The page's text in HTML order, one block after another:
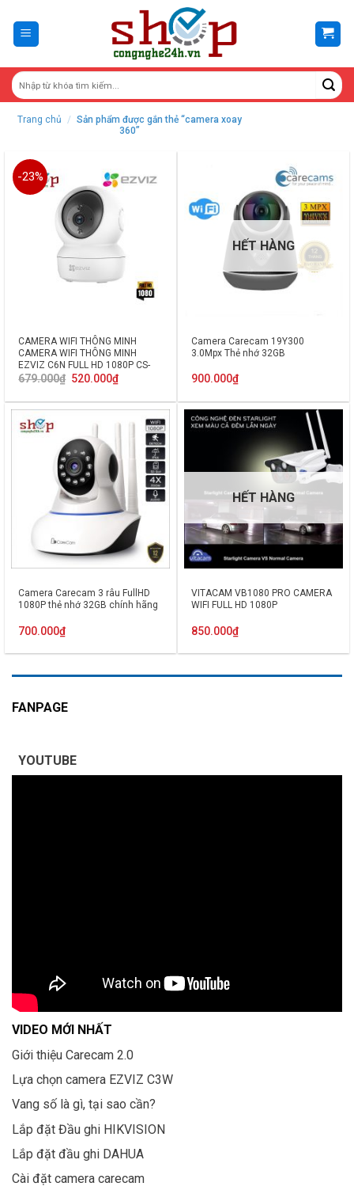
content
Trang chủ / Sản phẩm được gắn thẻ “camera xoay
360”
-23%
CAMERA WIFI THÔNG MINH
CAMERA WIFI THÔNG MINH
EZVIZ C6N FULL HD 1080P CS-
C6N-A0-1C2WFR
679.000₫ Giá
679.000₫.
520.000₫Giá
hiện
là:
520.000₫.
HẾT HÀNG
Camera Carecam 19Y300
3.0Mpx Thẻ nhớ 32GB
900.000₫
Camera Carecam 3 râu FullHD
1080P thẻ nhớ 32GB chính hãng
700.000₫
HẾT HÀNG
VITACAM VB1080 PRO CAMERA
WIFI FULL HD 1080P
850.000₫
FANPAGE
YOUTUBE
VIDEO MỚI NHẤT
Giới thiệu Carecam 2.0
Lựa chọn camera EZVIZ C3W
Vang số là gì, tại sao cần?
Lắp đặt Đầu ghi HIKVISION
Lắp đặt đầu ghi DAHUA
Cài đặt camera carecam